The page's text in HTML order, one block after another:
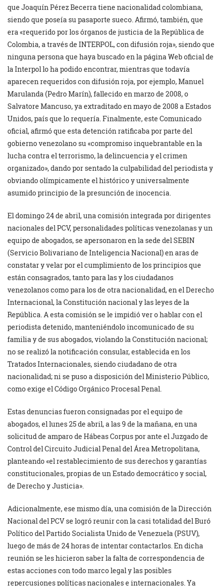
que Joaquín Pérez Becerra tiene nacionalidad colombiana,
siendo que poseía su pasaporte sueco. Afirmó, también, que
era «requerido por los órganos de justicia de la República de
Colombia, a través de INTERPOL, con difusión roja», siendo que
ninguna persona que haya buscado en la página Web oficial de
la Interpol lo ha podido encontrar, mientras que todavía
aparecen requeridos con difusión roja, por ejemplo, Manuel
Marulanda (Pedro Marín), fallecido en marzo de 2008, o
Salvatore Mancuso, ya extraditado en mayo de 2008 a Estados
Unidos, país que lo requería. Finalmente, este Comunicado
oficial, afirmó que esta detención ratificaba por parte del
gobierno venezolano su «compromiso inquebrantable en la
lucha contra el terrorismo, la delincuencia y el crimen
organizado», dando por sentado la culpabilidad del periodista y
obviando olímpicamente el histórico y universalmente
asumido principio de la presunción de inocencia.
El domingo 24 de abril, una comisión integrada por dirigentes
nacionales del PCV, personalidades políticas venezolanas y un
equipo de abogados, se apersonaron en la sede del SEBIN
(Servicio Bolivariano de Inteligencia Nacional) en aras de
constatar y velar por el cumplimiento de los principios que
están consagrados, tanto para las y los ciudadanos
venezolanos como para los de otra nacionalidad, en el Derecho
Internacional, la Constitución nacional y las leyes de la
República. A esta comisión se le impidió ver o hablar con el
periodista detenido, manteniéndolo incomunicado de su
familia y de sus abogados, violando la Constitución nacional;
no se realizó la notificación consular, establecida en los
Tratados Internacionales, siendo ciudadano de otra
nacionalidad; ni se puso a disposición del Ministerio Público,
como exige el Código Orgánico Procesal Penal.
Estas denuncias fueron consignadas por el equipo de
abogados, el lunes 25 de abril, a las 9 de la mañana, en una
solicitud de amparo de Hábeas Corpus por ante el Juzgado de
Control del Circuito Judicial Penal del Área Metropolitana,
planteando «el restablecimiento de sus derechos y garantías
constitucionales, propias de un Estado democrático y social,
de Derecho y Justicia».
Adicionalmente, ese mismo día, una comisión de la Dirección
Nacional del PCV se logró reunir con la casi totalidad del Buró
Político del Partido Socialista Unido de Venezuela (PSUV),
luego de más de 24 horas de intentar contactarlos. En dicha
reunión se les hicieron saber la falta de correspondencia de
estas acciones con todo marco legal y las posibles
repercusiones políticas nacionales e internacionales. Ya